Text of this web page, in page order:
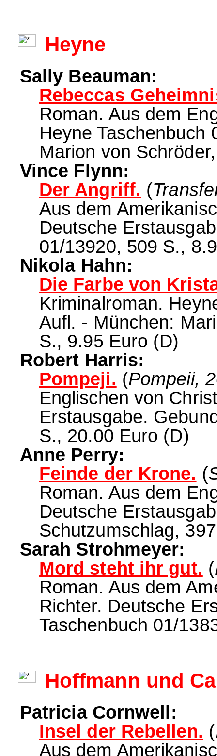
Heyne
Sally Beauman:
Rebeccas
Roman. Aus dem
Heyne Taschenbuch
Marion von
Vince Flynn:
Der Angriff. (
Aus dem
Deutsche
01/13920, 509 S.,
Nikola Hahn:
Die Farbe von
Kriminalroman.
Aufl. - München:
S., 9.95 Euro (D)
Robert Harris:
Pompeji. (Pompeii,
Englischen von
Erstausgabe.
S., 20.00 Euro (D)
Anne Perry:
Feinde der Krone. (
Roman. Aus dem
Deutsche
Schutzumschlag,
Sarah Strohmeyer:
Mord steht ihr gut. (
Roman. Aus dem
Richter. Deutsche
Taschenbuch 01/
Hoffmann und
Patricia Cornwell:
Insel der Rebellen. (
Aus dem